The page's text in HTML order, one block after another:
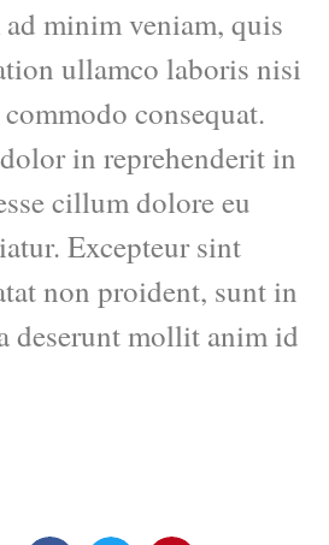
minim veniam, quis
ullamco laboris nisi
consequat.
in reprehenderit in
cillum dolore eu
Excepteur sint
non proident, sunt in
deserunt mollit anim id